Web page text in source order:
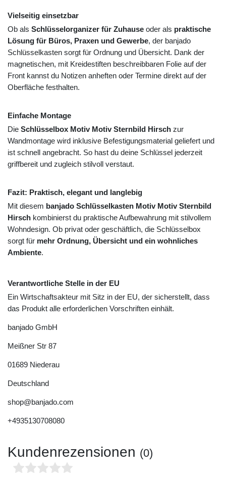
Vielseitig einsetzbar
Ob als Schlüsselorganizer für Zuhause oder als praktische
Lösung für Büros, Praxen und Gewerbe, der banjado
Schlüsselkasten sorgt für Ordnung und Übersicht. Dank der
magnetischen, mit Kreidestiften beschreibbaren Folie auf der
Front kannst du Notizen anheften oder Termine direkt auf der
Oberfläche festhalten.
Einfache Montage
Die Schlüsselbox Motiv Motiv Sternbild Hirsch zur
Wandmontage wird inklusive Befestigungsmaterial geliefert und
ist schnell angebracht. So hast du deine Schlüssel jederzeit
griffbereit und zugleich stilvoll verstaut.
Fazit: Praktisch, elegant und langlebig
Mit diesem banjado Schlüsselkasten Motiv Motiv Sternbild
Hirsch kombinierst du praktische Aufbewahrung mit stilvollem
Wohndesign. Ob privat oder geschäftlich, die Schlüsselbox
sorgt für mehr Ordnung, Übersicht und ein wohnliches
Ambiente.
Verantwortliche Stelle in der EU
Ein Wirtschaftsakteur mit Sitz in der EU, der sicherstellt, dass
das Produkt alle erforderlichen Vorschriften einhält.
banjado GmbH
Meißner Str 87
01689 Niederau
Deutschland
shop@banjado.com
+4935130708080
Kundenrezensionen (0)